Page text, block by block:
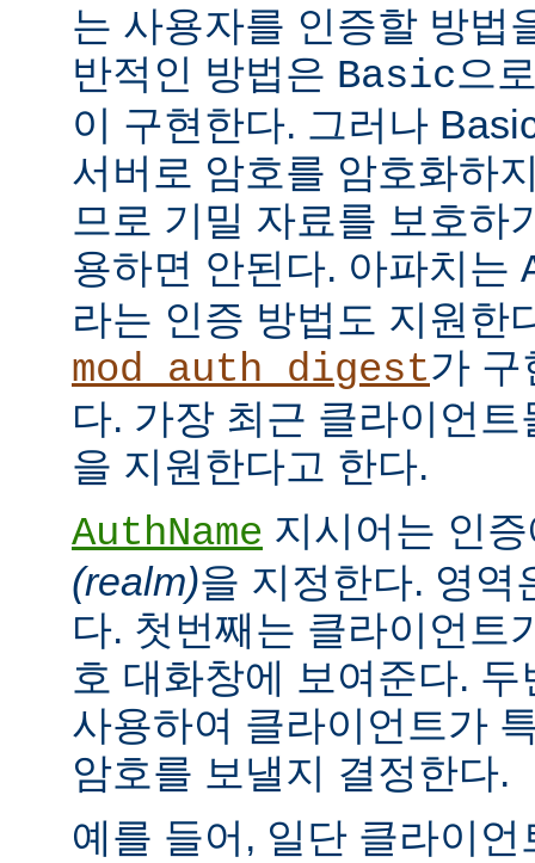
는 사용자를 인증할 방법
반적인 방법은 Basic으
이 구현한다. 그러나
서버로 암호를 암호화하
므로 기밀 자료를 보호하
용하면 안된다. 아파치는
라는 인증 방법도 지원한
mod_auth_digest가 구
다. 가장 최근 클라이언
을 지원한다고 한다.
AuthName 지시어는 인
(realm)을 지정한다. 영역
다. 첫번째는 클라이언트
호 대화창에 보여준다.
사용하여 클라이언트가
암호를 보낼지 결정한다.
예를 들어, 일단 클라이